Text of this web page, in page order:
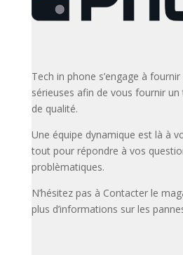
Tech in phone s’engage à
sérieuses afin de vous fournir
de qualité.
Une équipe dynamique est là à
tout pour répondre à vos
problèmatiques.
N’hésitez pas à Contacter le
plus d’informations sur les